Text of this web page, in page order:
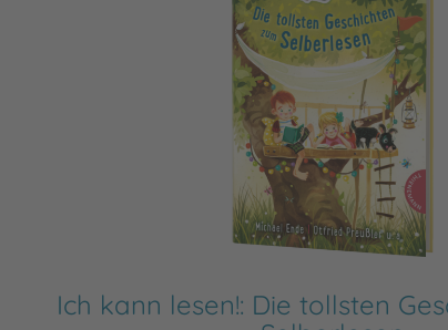
Ich kann lesen!: Die tollsten